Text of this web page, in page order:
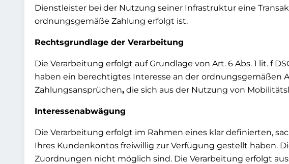
Dienstleister bei der Nutzung seiner Infrastruktur eine
ordnungsgemäße Zahlung erfolgt ist.
Rechtsgrundlage der Verarbeitung
Die Verarbeitung erfolgt auf Grundlage von Art. 6 Abs. 1 lit. f
haben ein berechtigtes Interesse an der ordnungsgemäßen
Zahlungsansprüchen, die sich aus der Nutzung von
Interessenabwägung
Die Verarbeitung erfolgt im Rahmen eines klar definierten,
Ihres Kundenkontos freiwillig zur Verfügung gestellt haben.
Zuordnungen nicht möglich sind. Die Verarbeitung erfolgt